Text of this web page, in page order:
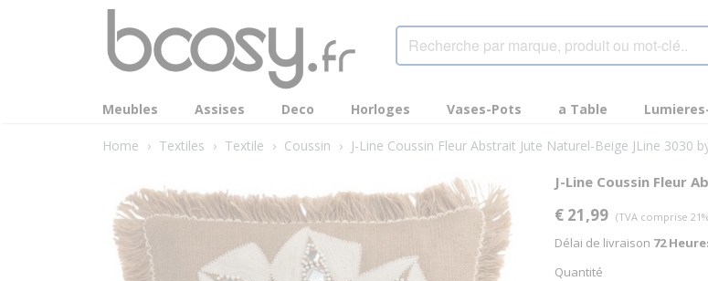
Meubles Assises Deco Horloges Vases-Pots a Table
Home › Textiles › Textile › Coussin › J-Line Coussin Fleur Abstrait Jute Naturel-Beige JLine 3030
J-Line Coussin Fleur
€ 21,99 (TVA comprise
Délai de livraison 72
Quantité